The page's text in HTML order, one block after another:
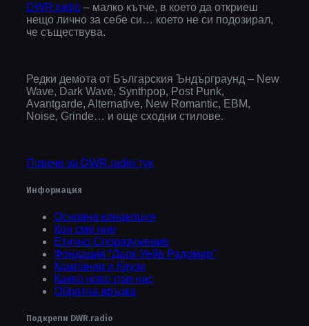
DWR.radio – малко кътче, в което да откриеш
нещо лично за себе си… което не си подозирал,
че съществува.
Редки демота от Българския Ъндърграунд – New
Wave, Dark Wave, Synthpop, Post Punk,
Avantgarde, Alternative, New Romantic, EBM,
Noise, Grinde… и още сходни стилове.
Повече за DWR.radio тук
Информация
Основна концепция
Кои сме ние
Етично Споразумение
Фондация “Дарк Уейв Радомир”
Кампании и Каузи
Какво ново при нас
Обратна връзка
Подкрепи DWR.radio